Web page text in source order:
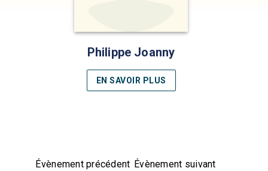
Philippe Joanny
EN SAVOIR PLUS
Évènement précédent Évènement suivant